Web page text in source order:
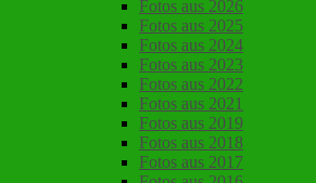
Fotos aus 2026
Fotos aus 2025
Fotos aus 2024
Fotos aus 2023
Fotos aus 2022
Fotos aus 2021
Fotos aus 2019
Fotos aus 2018
Fotos aus 2017